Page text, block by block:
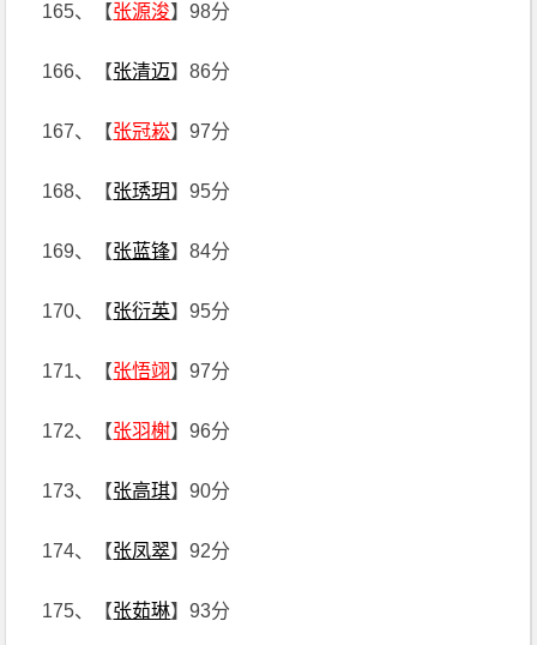
165、【张源浚】98分
166、【张清迈】86分
167、【张冠崧】97分
168、【张琇玥】95分
169、【张蓝锋】84分
170、【张衍英】95分
171、【张悟翊】97分
172、【张羽榭】96分
173、【张高琪】90分
174、【张凤翠】92分
175、【张茹琳】93分